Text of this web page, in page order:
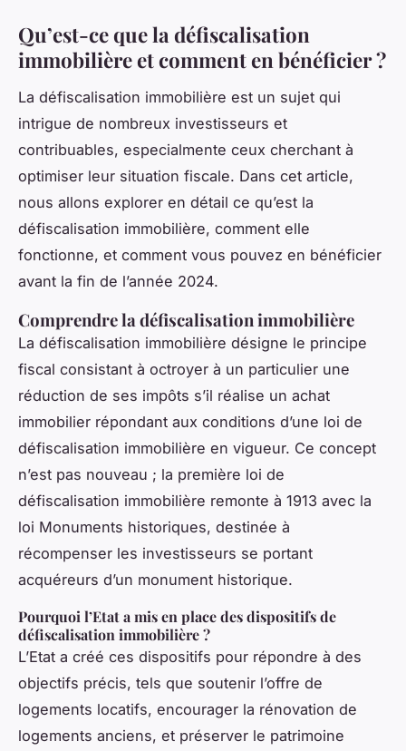
Qu’est-ce que la défiscalisation
immobilière et comment en bénéficier ?
La défiscalisation immobilière est un sujet qui
intrigue de nombreux investisseurs et
contribuables, especialmente ceux cherchant à
optimiser leur situation fiscale. Dans cet article,
nous allons explorer en détail ce qu’est la
défiscalisation immobilière, comment elle
fonctionne, et comment vous pouvez en bénéficier
avant la fin de l’année 2024.
Comprendre la défiscalisation immobilière
La défiscalisation immobilière désigne le principe
fiscal consistant à octroyer à un particulier une
réduction de ses impôts s’il réalise un achat
immobilier répondant aux conditions d’une loi de
défiscalisation immobilière en vigueur. Ce concept
n’est pas nouveau ; la première loi de
défiscalisation immobilière remonte à 1913 avec la
loi Monuments historiques, destinée à
récompenser les investisseurs se portant
acquéreurs d’un monument historique.
Pourquoi l’Etat a mis en place des dispositifs de
défiscalisation immobilière ?
L’Etat a créé ces dispositifs pour répondre à des
objectifs précis, tels que soutenir l’offre de
logements locatifs, encourager la rénovation de
logements anciens, et préserver le patrimoine